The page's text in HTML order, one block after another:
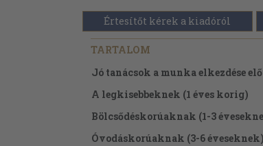
Értesítőt kérek a kiadóról
TARTALOM
Jó tanácsok a munka elkezdése
A legkisebbeknek (1 éves korig)
Bölcsődéskorúaknak (1-3
Óvodáskorúaknak (3-6 éveseknek)